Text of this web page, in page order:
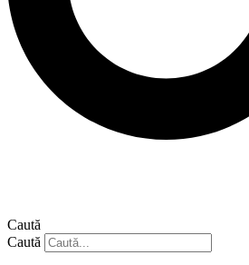
Caută
Caută